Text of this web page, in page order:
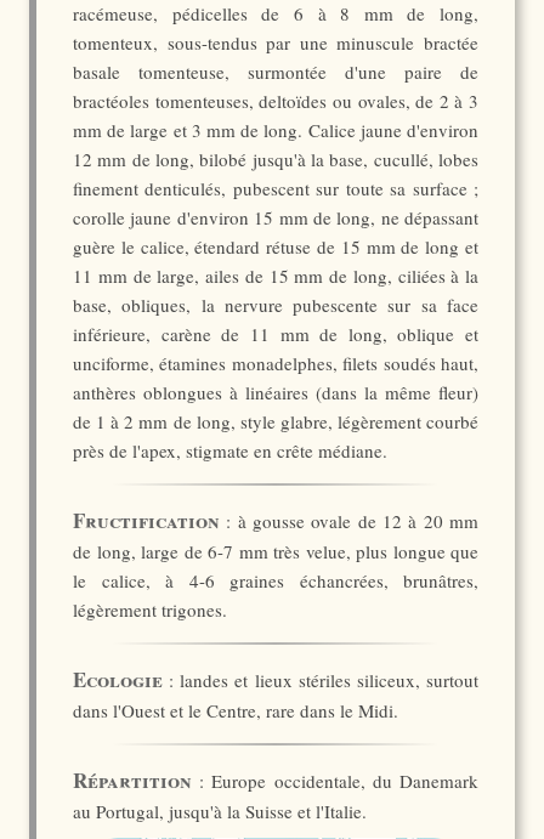
racémeuse, pédicelles de 6 à 8 mm de long,
tomenteux, sous-tendus par une minuscule bractée
basale tomenteuse, surmontée d'une paire de
bractéoles tomenteuses, deltoïdes ou ovales, de 2 à 3
mm de large et 3 mm de long. Calice jaune d'environ
12 mm de long, bilobé jusqu'à la base, cucullé, lobes
finement denticulés, pubescent sur toute sa surface ;
corolle jaune d'environ 15 mm de long, ne dépassant
guère le calice, étendard rétuse de 15 mm de long et
11 mm de large, ailes de 15 mm de long, ciliées à la
base, obliques, la nervure pubescente sur sa face
inférieure, carène de 11 mm de long, oblique et
unciforme, étamines monadelphes, filets soudés haut,
anthères oblongues à linéaires (dans la même fleur)
de 1 à 2 mm de long, style glabre, légèrement courbé
près de l'apex, stigmate en crête médiane.
Fructification : à gousse ovale de 12 à 20 mm
de long, large de 6-7 mm très velue, plus longue que
le calice, à 4-6 graines échancrées, brunâtres,
légèrement trigones.
Ecologie : landes et lieux stériles siliceux, surtout
dans l'Ouest et le Centre, rare dans le Midi.
Répartition : Europe occidentale, du Danemark
au Portugal, jusqu'à la Suisse et l'Italie.